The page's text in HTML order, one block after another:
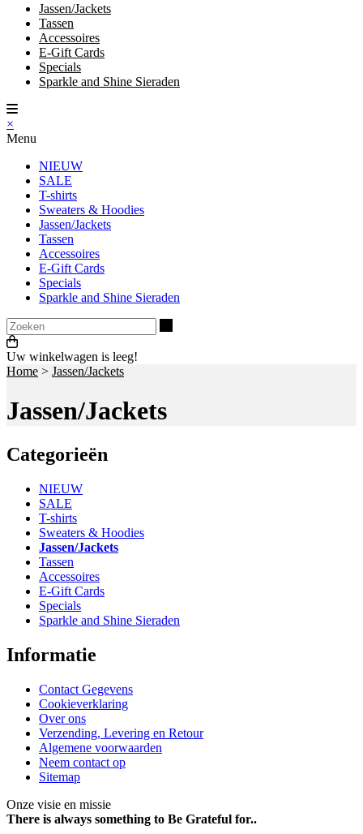
Jassen/Jackets
Tassen
Accessoires
E-Gift Cards
Specials
Sparkle and Shine Sieraden
×
Menu
NIEUW
SALE
T-shirts
Sweaters & Hoodies
Jassen/Jackets
Tassen
Accessoires
E-Gift Cards
Specials
Sparkle and Shine Sieraden
Uw winkelwagen is leeg!
Home > Jassen/Jackets
Jassen/Jackets
Categorieën
NIEUW
SALE
T-shirts
Sweaters & Hoodies
Jassen/Jackets
Tassen
Accessoires
E-Gift Cards
Specials
Sparkle and Shine Sieraden
Informatie
Contact Gegevens
Cookieverklaring
Over ons
Verzending, Levering en Retour
Algemene voorwaarden
Neem contact op
Sitemap
Onze visie en missie
There is always something to Be Grateful for..